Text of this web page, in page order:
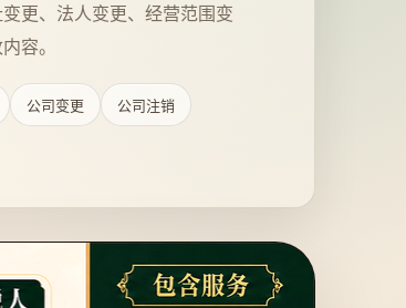
更、法人变更、经营范围变
容。
公司变更 公司注销